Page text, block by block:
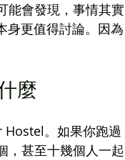
能會發現，事情其實
身更值得討論。因為
麼
。如果你跑過
，甚至十幾個人一起